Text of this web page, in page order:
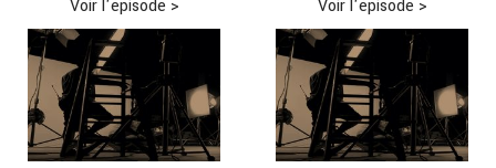
Voir l'épisode > Voir l'épisode >